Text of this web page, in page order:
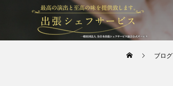
ブログ